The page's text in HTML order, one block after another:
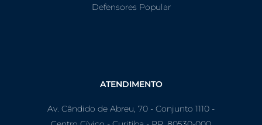
Defensores Popular
ATENDIMENTO
Av. Cândido de Abreu, 70 - Conjunto 1110 -